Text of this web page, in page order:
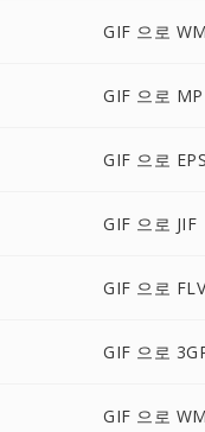
GIF 으로
GIF 으로
GIF 으로
GIF 으로 JIF
GIF 으로
GIF 으로
GIF 으로